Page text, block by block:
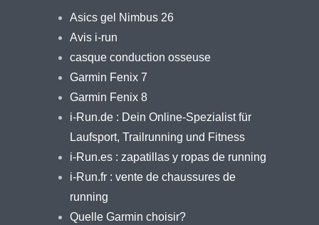
Asics gel Nimbus 26
Avis i-run
casque conduction osseuse
Garmin Fenix 7
Garmin Fenix 8
i-Run.de : Dein Online-Spezialist für
Laufsport, Trailrunning und Fitness
i-Run.es : zapatillas y ropas de running
i-Run.fr : vente de chaussures de
running
Quelle Garmin choisir?